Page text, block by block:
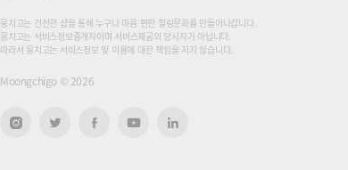
고
뭉치고는 건전한 샵을 통해 누구나 마음 편한 힐링문화를 만들어나갑니다.
뭉치고는 서비스정보중개자이며 서비스제공의 당사자가 아닙니다.
따라서 뭉치고는 서비스정보 및 이용에 대한 책임을 지지 않습니다.
Moongchigo © 2026